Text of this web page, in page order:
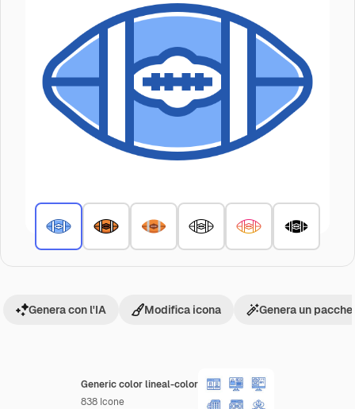
Generic color lineal-color
838 Icone
Genera con l'IA Modifica icona Genera un